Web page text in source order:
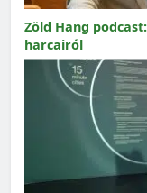
Zöld Hang
harcairól